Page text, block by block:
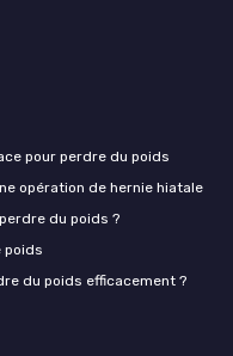
pour perdre du poids
opération de hernie hiatale
du poids ?
poids
du poids efficacement ?